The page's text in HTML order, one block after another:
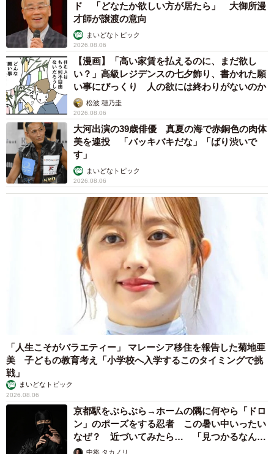
ド 「どなたか欲しい方が居たら」 大御所漫
才師が譲渡の意向
まいどなトピック
2026.08.06
【漫画】「高い家賃を払えるのに、まだ欲し
い？」高級レジデンスの七夕飾り、書かれた願
い事にびっくり 人の欲には終わりがないのか
松波 穂乃圭
2026.08.06
大河出演の39歳俳優 真夏の海で赤銅色の肉体
美を連投 「バッキバキだな」「ばり渋いで
す」
まいどなトピック
2026.08.06
「人生こそがバラエティー」 マレーシア移住を報告した菊地亜
美 子どもの教育考え「小学校へ入学するこのタイミングで挑
戦」
まいどなトピック
2026.08.06
京都駅をぶらぶら→ホームの隅に何やら「ドロ
ン」のポーズをする忍者 この暑い中いったい
なぜ？ 近づいてみたら… 「見つかるなんて
未熟」中将 タカノリ